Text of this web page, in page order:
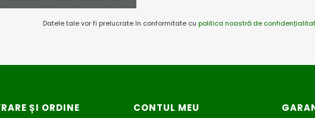
Datele tale vor fi prelucrate în conformitate cu politica noastră de
ȘI ORDINE CONTUL MEU